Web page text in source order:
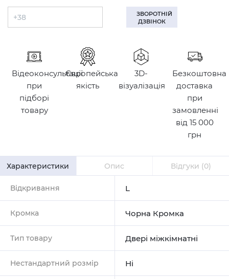
ЗВОРОТНІЙ
ДЗВІНОК
Відеоконсультації
при
підборі
товару
Європейська
якість
3D-
візуалізація
Безкоштовна
доставка
при
замовленні
від 15 000
грн
Характеристики Опис Відгуки (0)
Відкривання L
Кромка Чорна Кромка
Тип товару Двері міжкімнатні
Нестандартний розмір Ні